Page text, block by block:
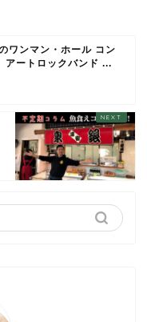
ワンマン・ホール コン
アートロックバンド ...